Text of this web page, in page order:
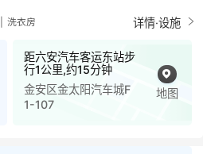
洗衣房 详情·设施
距六安汽车客运东站步
行1公里,约15分钟
金安区金太阳汽车城F
1-107
地图